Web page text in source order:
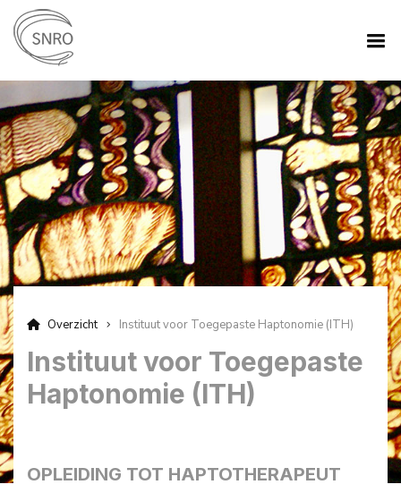
Overzicht Instituut voor Toegepaste Haptonomie (ITH)
Instituut voor Toegepaste
Haptonomie (ITH)
OPLEIDING TOT HAPTOTHERAPEUT